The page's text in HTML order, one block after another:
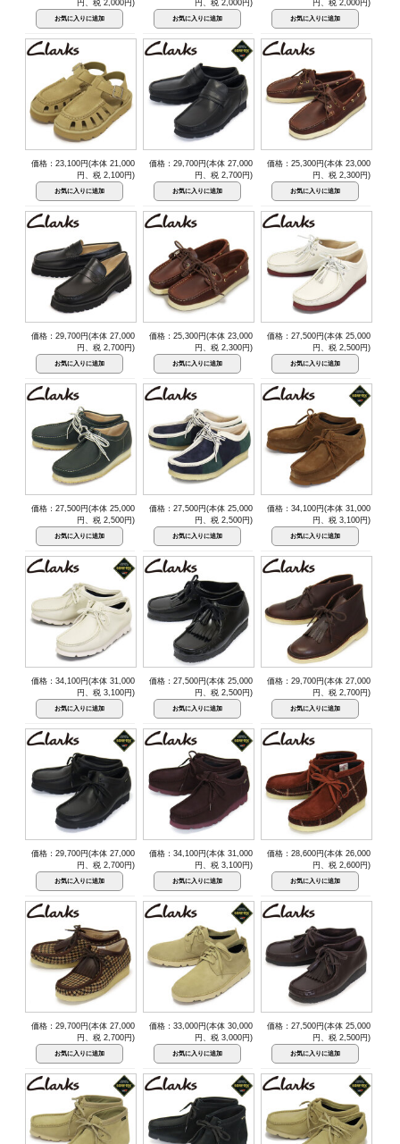
円、税 2,000円)
円、税 2,000円)
円、税 2,000円)
価格：23,100円(本体 21,000
円、税 2,100円)
価格：29,700円(本体 27,000
円、税 2,700円)
価格：25,300円(本体 23,000
円、税 2,300円)
価格：29,700円(本体 27,000
円、税 2,700円)
価格：25,300円(本体 23,000
円、税 2,300円)
価格：27,500円(本体 25,000
円、税 2,500円)
価格：27,500円(本体 25,000
円、税 2,500円)
価格：27,500円(本体 25,000
円、税 2,500円)
価格：34,100円(本体 31,000
円、税 3,100円)
価格：34,100円(本体 31,000
円、税 3,100円)
価格：27,500円(本体 25,000
円、税 2,500円)
価格：29,700円(本体 27,000
円、税 2,700円)
価格：29,700円(本体 27,000
円、税 2,700円)
価格：34,100円(本体 31,000
円、税 3,100円)
価格：28,600円(本体 26,000
円、税 2,600円)
価格：29,700円(本体 27,000
円、税 2,700円)
価格：33,000円(本体 30,000
円、税 3,000円)
価格：27,500円(本体 25,000
円、税 2,500円)